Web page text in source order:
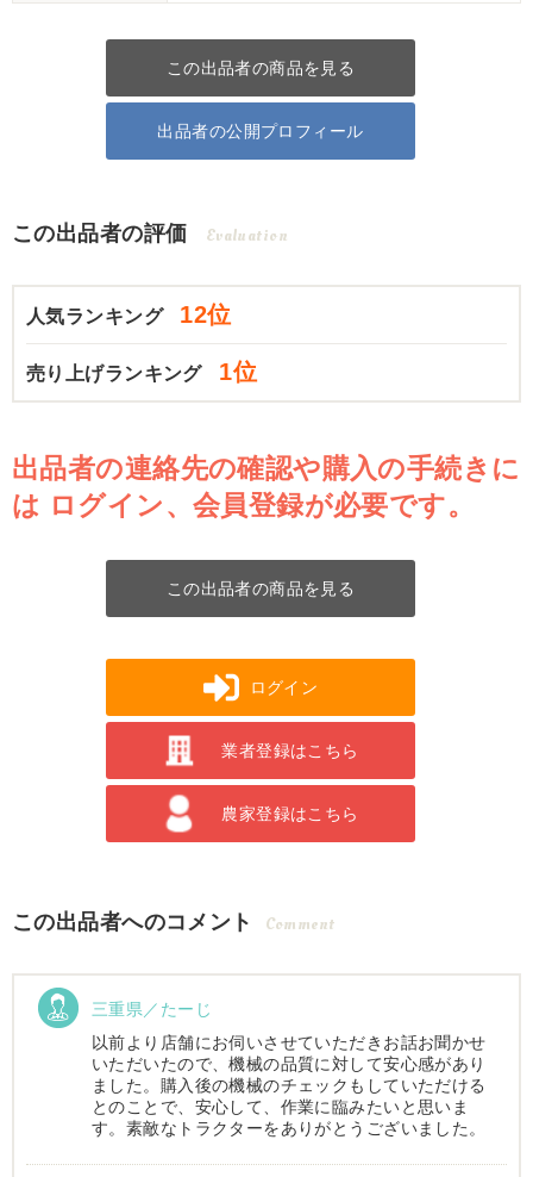
この出品者の商品を見る
出品者の公開プロフィール
この出品者の評価 Evaluation
人気ランキング 12位
売り上げランキング 1位
出品者の連絡先の確認や購入の手続きに
は ログイン、会員登録が必要です。
この出品者の商品を見る
ログイン
業者登録はこちら
農家登録はこちら
この出品者へのコメント Comment
三重県／たーじ
以前より店舗にお伺いさせていただきお話お聞かせ
いただいたので、機械の品質に対して安心感があり
ました。購入後の機械のチェックもしていただける
とのことで、安心して、作業に臨みたいと思いま
す。素敵なトラクターをありがとうございました。